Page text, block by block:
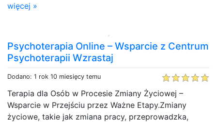
więcej »
Psychoterapia Online – Wsparcie z Centrum
Psychoterapii Wzrastaj
Dodano: 1 rok 10 miesięcy temu
Terapia dla Osób w Procesie Zmiany Życiowej –
Wsparcie w Przejściu przez Ważne Etapy.Zmiany
życiowe, takie jak zmiana pracy, przeprowadzka,